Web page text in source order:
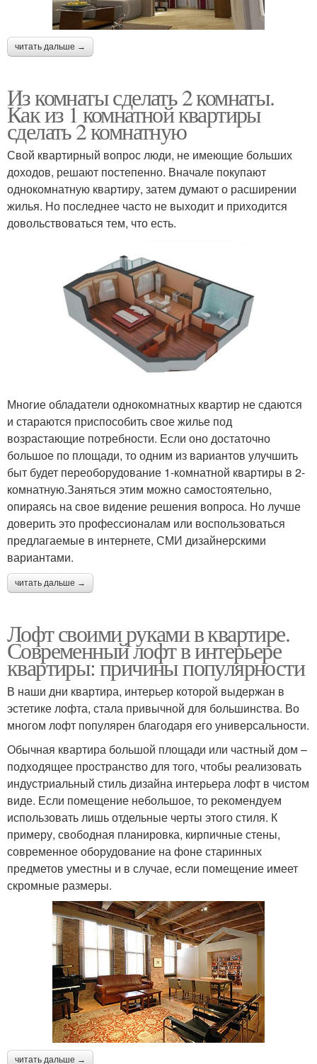
читать дальше →
Из комнаты сделать 2 комнаты.
Как из 1 комнатной квартиры
сделать 2 комнатную
Свой квартирный вопрос люди, не имеющие больших
доходов, решают постепенно. Вначале покупают
однокомнатную квартиру, затем думают о расширении
жилья. Но последнее часто не выходит и приходится
довольствоваться тем, что есть.
Многие обладатели однокомнатных квартир не сдаются
и стараются приспособить свое жилье под
возрастающие потребности. Если оно достаточно
большое по площади, то одним из вариантов улучшить
быт будет переоборудование 1-комнатной квартиры в 2-
комнатную.Заняться этим можно самостоятельно,
опираясь на свое видение решения вопроса. Но лучше
доверить это профессионалам или воспользоваться
предлагаемые в интернете, СМИ дизайнерскими
вариантами.
читать дальше →
Лофт своими руками в квартире.
Современный лофт в интерьере
квартиры: причины популярности
В наши дни квартира, интерьер которой выдержан в
эстетике лофта, стала привычной для большинства. Во
многом лофт популярен благодаря его универсальности.
Обычная квартира большой площади или частный дом –
подходящее пространство для того, чтобы реализовать
индустриальный стиль дизайна интерьера лофт в чистом
виде. Если помещение небольшое, то рекомендуем
использовать лишь отдельные черты этого стиля. К
примеру, свободная планировка, кирпичные стены,
современное оборудование на фоне старинных
предметов уместны и в случае, если помещение имеет
скромные размеры.
читать дальше →